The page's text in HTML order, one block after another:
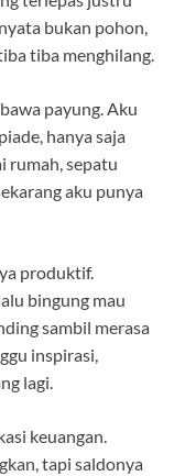
bukan pohon,
tiba menghilang.
payung. Aku
hanya saja
rumah, sepatu
aku punya
produktif.
bingung mau
sambil merasa
inspirasi,
lagi.
keuangan.
tapi saldonya